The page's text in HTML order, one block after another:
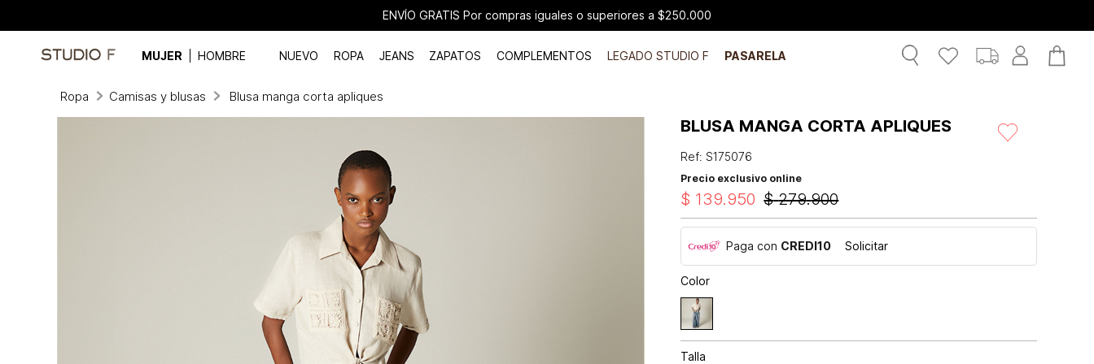
ENVÍO GRATIS Por compras iguales o superiores a $250.000
MUJER HOMBRE NUEVO ROPA JEANS ZAPATOS COMPLEMENTOS LEGADO STUDIO F PASARELA
Ropa Camisas y blusas Blusa manga corta apliques
BLUSA MANGA CORTA APLIQUES
Ref:S175076
Precio exclusivo online
$ 279.900
$ 139.950
Paga con CREDI10 Solicitar
Color
Talla